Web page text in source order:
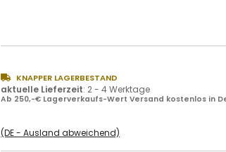
KNAPPER LAGERBESTAND
aktuelle Lieferzeit: 2 - 4 Werktage
Ab 250,-€ Lagerverkaufs-Wert Versand kostenlos in
(DE - Ausland abweichend)